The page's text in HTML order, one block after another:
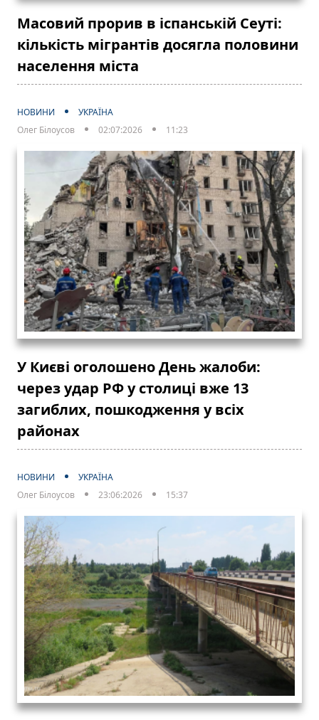
Масовий прорив в іспанській Сеуті:
кількість мігрантів досягла половини
населення міста
НОВИНИ
УКРАЇНА
Олег Білоусов
02:07:2026 11:23
У Києві оголошено День жалоби:
через удар РФ у столиці вже 13
загиблих, пошкодження у всіх
районах
НОВИНИ
УКРАЇНА
Олег Білоусов
23:06:2026 15:37